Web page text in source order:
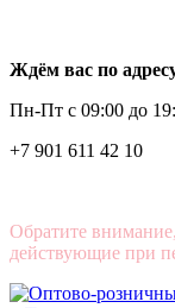
Ждём вас по
Пн-Пт с 09:00 до
+7 901 611 42 10
Обратите
действующие при